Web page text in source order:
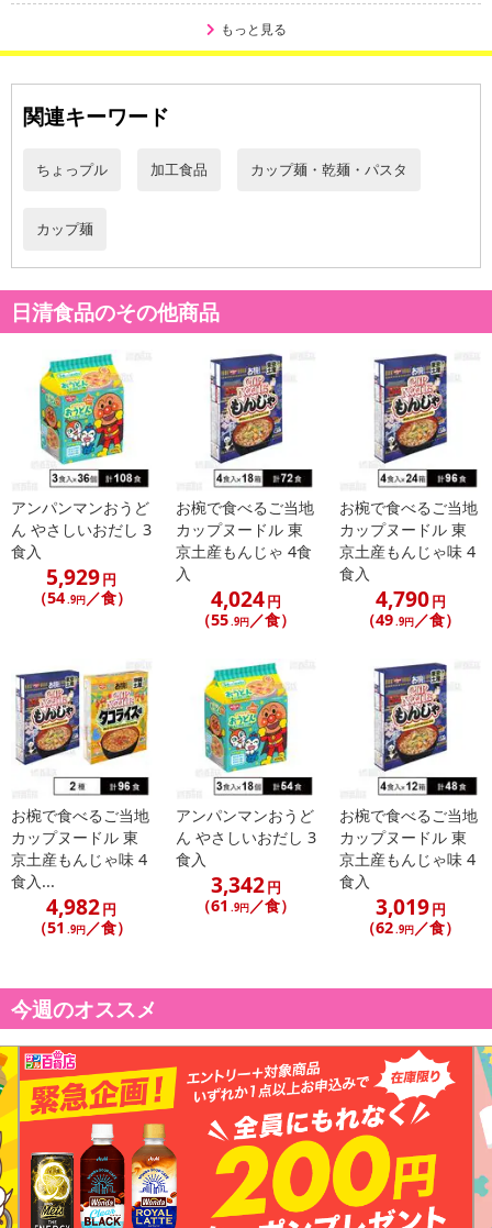
もっと見る
関連キーワード
ちょっプル 加工食品 カップ麺・乾麺・パスタ
カップ麺
日清食品のその他商品
アンパンマンおうど
ん やさしいおだし 3
食入
5,929円
（54.9円／食）
お椀で食べるご当地
カップヌードル 東
京土産もんじゃ 4食
入
4,024円
（55.9円 ／食）
お椀で食べるご当地
カップヌードル 東
京土産もんじゃ味 4
食入
4,790円
（49.9円 ／食）
お椀で食べるご当地
カップヌードル 東
京土産もんじゃ味 4
食入...
4,982円
（51 .9円／食）
アンパンマンおうど
ん やさしいおだし 3
食入
3,342円
（61 .9円／食）
お椀で食べるご当地
カップヌードル 東
京土産もんじゃ味 4
食入
3,019円
（62.9円／食）
今週のオススメ